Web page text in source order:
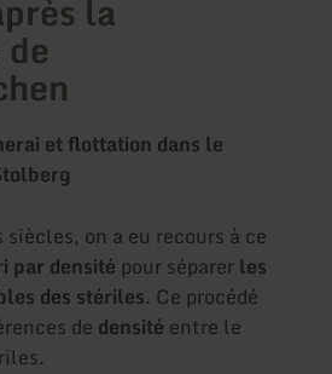
la
et flottation dans le
on a eu recours à ce
par densité pour séparerles
des stériles. Ce procédé
de densité entre le